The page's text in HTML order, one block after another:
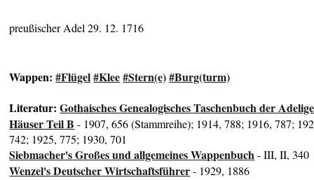
preußischer Adel 29. 12. 1716
Wappen:#Flügel#Klee#Stern(e)#Burg(turm)
Literatur:Gothaisches Genealogisches Taschenbuch der
Häuser Teil B - 1907, 656 (Stammreihe); 1914, 788; 1916, 787;
742; 1925, 775; 1930, 701
Siebmacher's Großes und allgemeines Wappenbuch- III, II, 340
Wenzel's Deutscher Wirtschaftsführer- 1929, 1886